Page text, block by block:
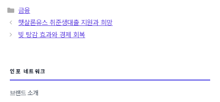
카
테
리
금융
햇살론유스 취준생대출 지원과 희망
빚 탕감 효과와 경제 회복
인포 네트워크
브랜드 소개